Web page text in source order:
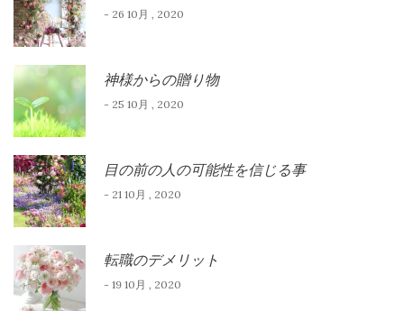
- 26 10月 , 2020
神様からの贈り物
- 25 10月 , 2020
目の前の人の可能性を信じる事
- 21 10月 , 2020
転職のデメリット
- 19 10月 , 2020